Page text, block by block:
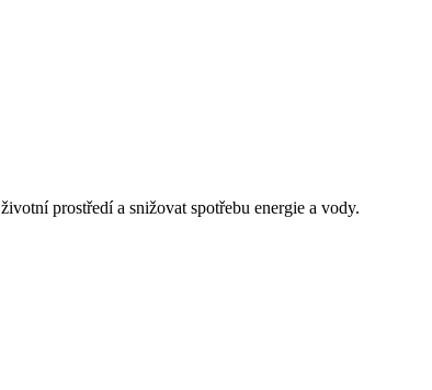
prostředí a snižovat spotřebu energie a vody.